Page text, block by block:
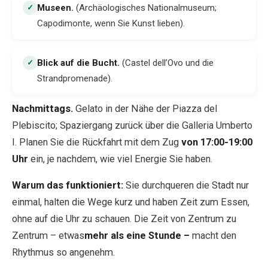
✓ Museen. (Archäologisches Nationalmuseum;
Capodimonte, wenn Sie Kunst lieben).
✓ Blick auf die Bucht. (Castel dell’Ovo und die
Strandpromenade).
Nachmittags. Gelato in der Nähe der Piazza del
Plebiscito; Spaziergang zurück über die Galleria Umberto
I. Planen Sie die Rückfahrt mit dem Zug von 17:00-19:00
Uhr ein, je nachdem, wie viel Energie Sie haben.
Warum das funktioniert: Sie durchqueren die Stadt nur
einmal, halten die Wege kurz und haben Zeit zum Essen,
ohne auf die Uhr zu schauen. Die Zeit von Zentrum zu
Zentrum – etwasmehr als eine Stunde – macht den
Rhythmus so angenehm.